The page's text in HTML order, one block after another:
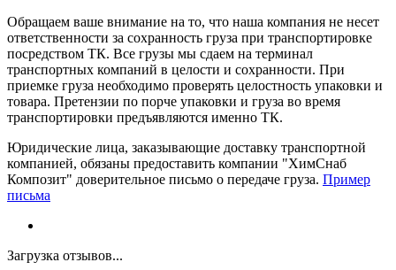
Обращаем ваше внимание на то, что наша компания не несет
ответственности за сохранность груза при транспортировке
посредством ТК. Все грузы мы сдаем на терминал
транспортных компаний в целости и сохранности. При
приемке груза необходимо проверять целостность упаковки и
товара. Претензии по порче упаковки и груза во время
транспортировки предъявляются именно ТК.
Юридические лица, заказывающие доставку транспортной
компанией, обязаны предоставить компании "ХимСнаб
Композит" доверительное письмо о передаче груза. Пример
письма
Загрузка отзывов...